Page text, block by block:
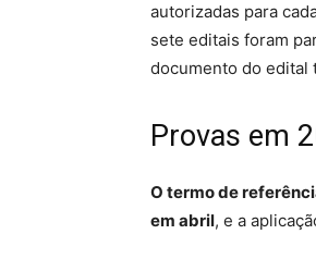
autorizadas para
sete editais foram
documento do edital
Provas em
O termo de
em abril, e a